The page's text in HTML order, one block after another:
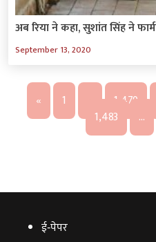
अब रिया ने कहा, सुशांत सिंह ने
September 13, 2020
« 1 1,479
1,483
…
ई‑पेपर